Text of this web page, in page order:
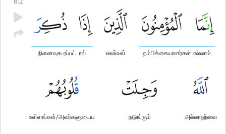
நம்பிக்கையாளர்கள் எல்லாம்
எவர்கள்
நினைவுகூரப்பட்டால்
அல்லாஹ்வை
நடுங்கும்
உள்ளங்கள்/அவர்களுடைய